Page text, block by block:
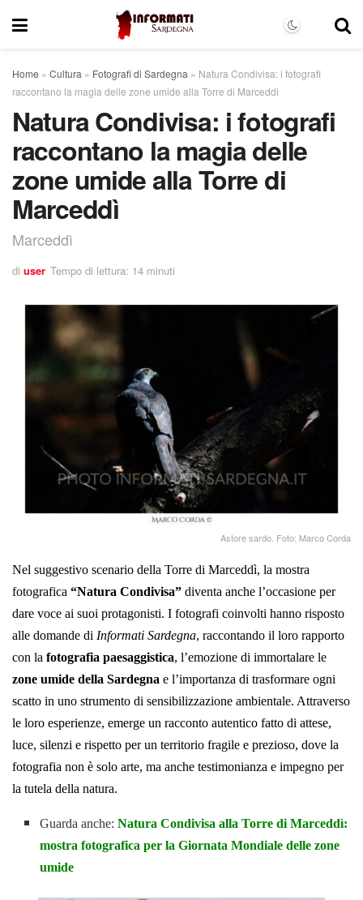
Home » Cultura » Fotografi di Sardegna » Natura Condivisa: i fotografi
raccontano la magia delle zone umide alla Torre di Marceddì
Natura Condivisa: i fotografi
raccontano la magia delle
zone umide alla Torre di
Marceddì
Marceddì
di user Tempo di lettura: 14 minuti
Astore sardo. Foto: Marco Corda
Nel suggestivo scenario della Torre di Marceddì, la mostra
fotografica “Natura Condivisa” diventa anche l’occasione per
dare voce ai suoi protagonisti. I fotografi coinvolti hanno risposto
alle domande di Informati Sardegna, raccontando il loro rapporto
con la fotografia paesaggistica, l’emozione di immortalare le
zone umide della Sardegna e l’importanza di trasformare ogni
scatto in uno strumento di sensibilizzazione ambientale. Attraverso
le loro esperienze, emerge un racconto autentico fatto di attese,
luce, silenzi e rispetto per un territorio fragile e prezioso, dove la
fotografia non è solo arte, ma anche testimonianza e impegno per
la tutela della natura.
Guarda anche:Natura Condivisa alla Torre di Marceddì:
mostra fotografica per la Giornata Mondiale delle zone
umide